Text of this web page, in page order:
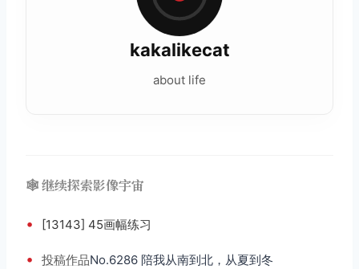
kakalikecat
about life
🕸️ 继续探索影像宇宙
• [13143] 45画幅练习
• 投稿作品No.6286 陪我从南到北，从夏到冬